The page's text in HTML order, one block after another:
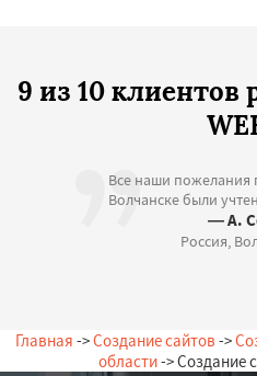
9 из 10
Все наши пожелания
Волчанске были
— А.
Россия,
Главная ->Создание сайтов ->
области-> Создание